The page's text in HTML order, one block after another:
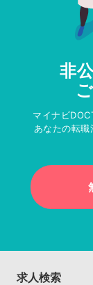
非
マイナビ
あなたの転
求人検索